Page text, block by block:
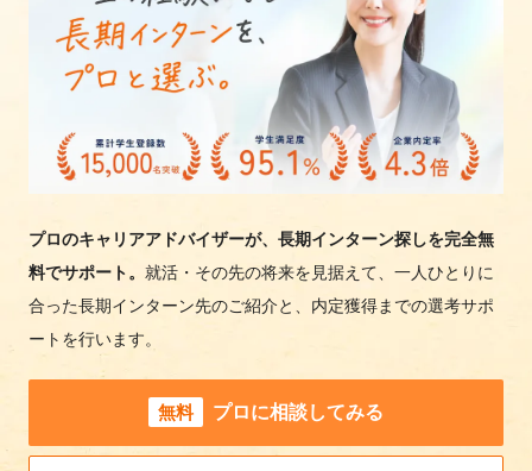
プロのキャリアアドバイザーが、長期インターン探しを完全無
料でサポート。 就活・その先の将来を見据えて、一人ひとりに
合った長期インターン先のご紹介と、内定獲得までの選考サポ
ートを行います。
無料 プロに相談してみる